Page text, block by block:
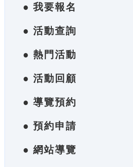
● 我要報名
● 活動查詢
● 熱門活動
● 活動回顧
● 導覽預約
● 預約申請
● 網站導覽